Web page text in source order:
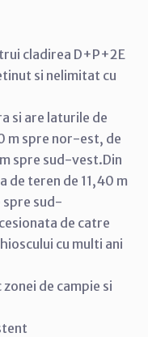
cladirea D+P+2E
si nelimitat cu
si are laturile de
m spre nor-est, de
spre sud-vest.Din
de teren de 11,40 m
spre sud-
de catre
cu multi ani
de campie si